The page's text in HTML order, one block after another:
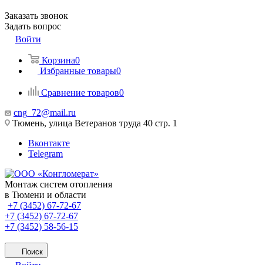
Заказать звонок
Задать вопрос
Войти
Корзина0
Избранные товары0
Сравнение товаров0
cng_72@mail.ru
Тюмень, улица Ветеранов труда 40 стр. 1
Вконтакте
Telegram
Монтаж систем отопления
в Тюмени и области
+7 (3452) 67-72-67
+7 (3452) 67-72-67
+7 (3452) 58-56-15
Поиск